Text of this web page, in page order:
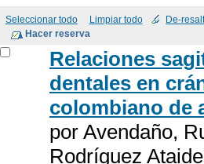
Seleccionar todo Limpiar todo De-
Relaciones
dentales en
colombiano de
por Avendaño,
Rodríguez